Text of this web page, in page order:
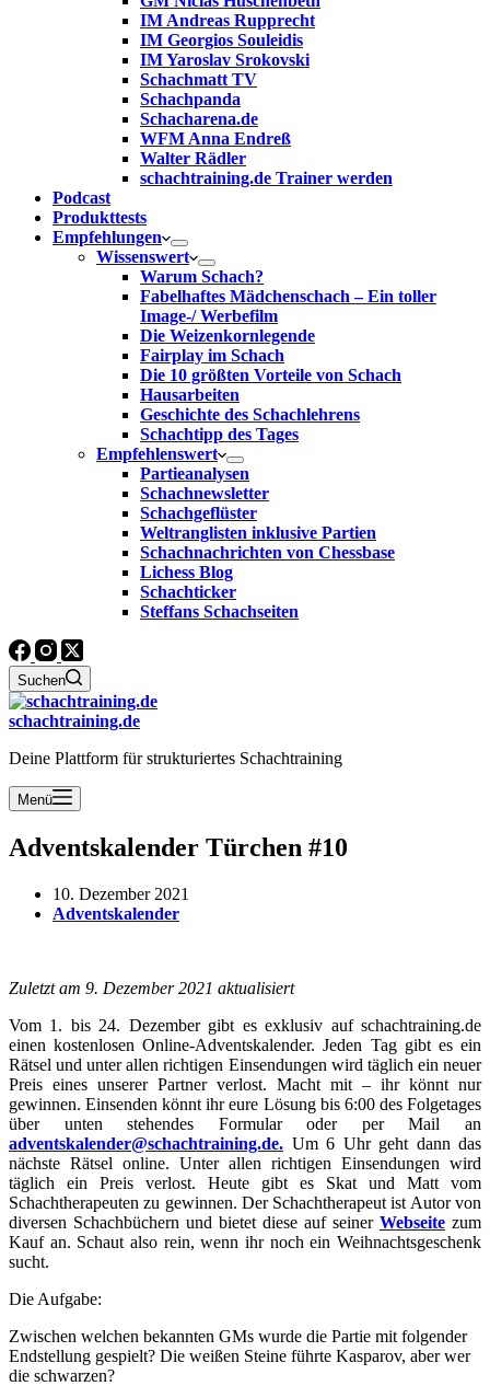
IM Andreas Rupprecht
IM Georgios Souleidis
IM Yaroslav Srokovski
Schachmatt TV
Schachpanda
Schacharena.de
WFM Anna Endreß
Walter Rädler
schachtraining.de Trainer werden
Podcast
Produkttests
Empfehlungen
Wissenswert
Warum Schach?
Fabelhaftes Mädchenschach – Ein toller
Image-/ Werbefilm
Die Weizenkornlegende
Fairplay im Schach
Die 10 größten Vorteile von Schach‎
Hausarbeiten
Geschichte des Schachlehrens
Schachtipp des Tages
Empfehlenswert
Partieanalysen
Schachnewsletter
Schachgeflüster
Weltranglisten inklusive Partien
Schachnachrichten von Chessbase
Lichess Blog
Schachticker
Steffans Schachseiten
Suchen
schachtraining.de
Deine Plattform für strukturiertes Schachtraining
Menü
Adventskalender Türchen #10
10. Dezember 2021
Adventskalender
Zuletzt am 9. Dezember 2021 aktualisiert
Vom 1. bis 24. Dezember gibt es exklusiv auf schachtraining.de
einen kostenlosen Online-Adventskalender. Jeden Tag gibt es ein
Rätsel und unter allen richtigen Einsendungen wird täglich ein neuer
Preis eines unserer Partner verlost. Macht mit – ihr könnt nur
gewinnen.Einsenden könnt ihr eure Lösung bis 6:00 des Folgetages
über unten stehendes Formular oder per Mail an
adventskalender@schachtraining.de. Um 6 Uhr geht dann das
nächste Rätsel online. Unter allen richtigen Einsendungen wird
täglich ein Preis verlost. Heute gibt es Skat und Matt vom
Schachtherapeuten zu gewinnen. Der Schachtherapeut ist Autor von
diversen Schachbüchern und bietet diese auf seiner Webseite zum
Kauf an. Schaut also rein, wenn ihr noch ein Weihnachtsgeschenk
sucht.
Die Aufgabe:
Zwischen welchen bekannten GMs wurde die Partie mit folgender
Endstellung gespielt? Die weißen Steine führte Kasparov, aber wer
die schwarzen?